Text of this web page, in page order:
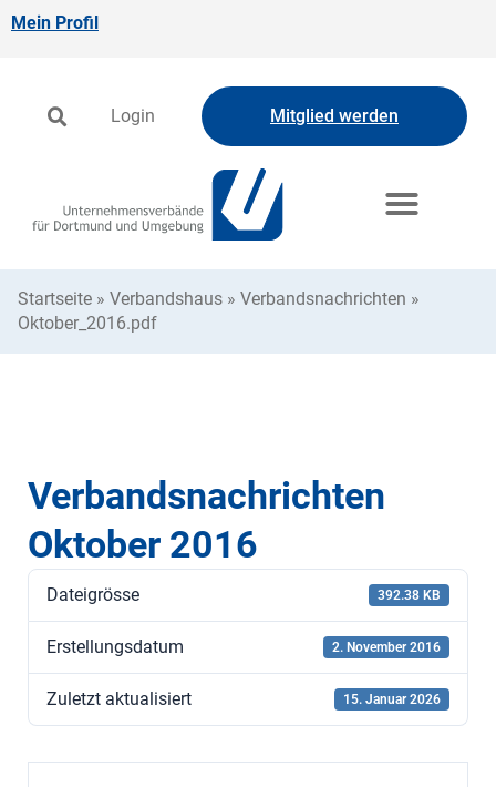
Mein Profil
Login Mitglied werden
Startseite » Verbandshaus » Verbandsnachrichten »
Oktober_2016.pdf
Verbandsnachrichten
Oktober 2016
Dateigrösse 392.38 KB
Erstellungsdatum 2. November 2016
Zuletzt aktualisiert 15. Januar 2026